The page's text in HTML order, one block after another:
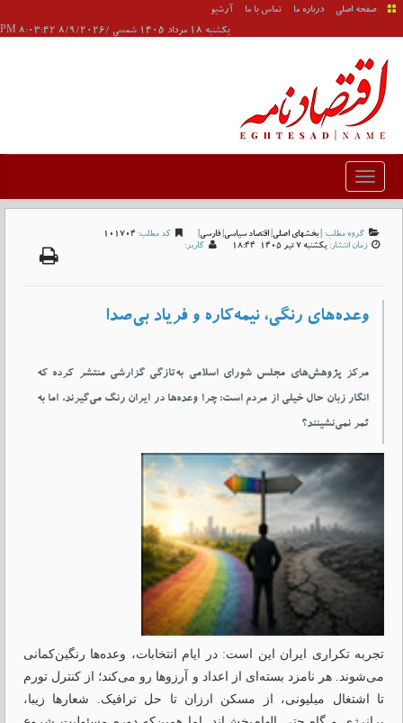
صفحه اصلی درباره ما تماس با ما
آرشیو
يکشنبه 18 مرداد 1405 شمسی /8/9/2026 8:03:42 PM
گروه مطلب: | بخشهای اصلی| اقتصاد سیاسی| فارسی| کد مطلب: 101704
زمان انتشار: يکشنبه 7 تير 1405-18:44 کاربر:
وعده‌های رنگی، نیمه‌کاره و فریاد بی‌صدا
مرکز پژوهش‌های مجلس شورای اسلامی به‌تازگی گزارشی منتشر کرده که
انگار زبان حال خیلی از مردم است: چرا وعده‌ها در ایران رنگ می‌گیرند، اما به
ثمر نمی‌نشینند؟
تجربه تکراری ایران این است: در ایام انتخابات، وعده‌ها رنگین‌کمانی
می‌شوند. هر نامزد بسته‌ای از اعداد و آرزوها رو می‌کند؛ از کنترل تورم
تا اشتغال میلیونی، از مسکن ارزان تا حل ترافیک. شعارها زیبا،